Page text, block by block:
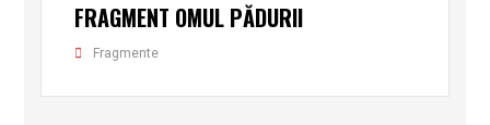
FRAGMENT OMUL PĂDURII
Fragmente